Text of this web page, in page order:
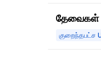
தேவைகள்
குறைந்தபட்ச